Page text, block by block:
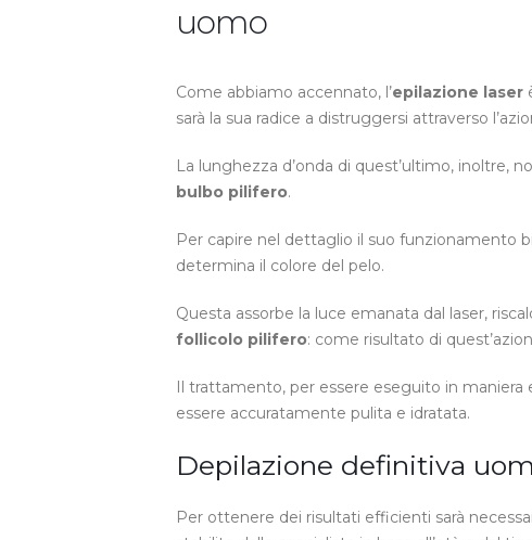
uomo
Come abbiamo accennato, l’epilazione laser
sarà la sua radice a distruggersi attraverso
La lunghezza d’onda di quest’ultimo, inoltre,
bulbo pilifero.
Per capire nel dettaglio il suo funzionamento
determina il colore del pelo.
Questa assorbe la luce emanata dal laser,
follicolo pilifero: come risultato di
Il trattamento, per essere eseguito in maniera
essere accuratamente pulita e idratata.
Depilazione definitiva
Per ottenere dei risultati efficienti sarà